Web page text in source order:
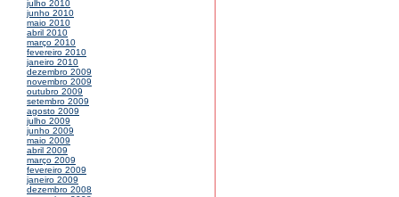
julho 2010
junho 2010
maio 2010
abril 2010
março 2010
fevereiro 2010
janeiro 2010
dezembro 2009
novembro 2009
outubro 2009
setembro 2009
agosto 2009
julho 2009
junho 2009
maio 2009
abril 2009
março 2009
fevereiro 2009
janeiro 2009
dezembro 2008